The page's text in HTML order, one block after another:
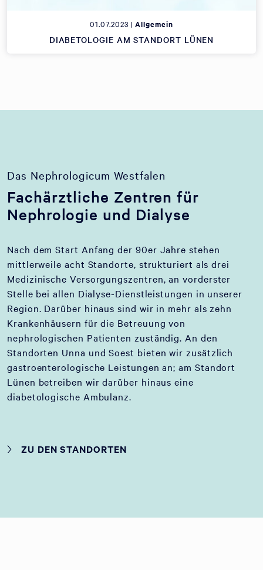
01.07.2023 |Allgemein
DIABETOLOGIE AM STANDORT LÜNEN
Das Nephrologicum Westfalen
Fachärztliche Zentren für
Nephrologie und Dialyse
Nach dem Start Anfang der 90er Jahre stehen
mittlerweile acht Standorte, strukturiert als drei
Medizinische Versorgungszentren, an vorderster
Stelle bei allen Dialyse-Dienstleistungen in unserer
Region. Darüber hinaus sind wir in mehr als zehn
Krankenhäusern für die Betreuung von
nephrologischen Patienten zuständig. An den
Standorten Unna und Soest bieten wir zusätzlich
gastroenterologische Leistungen an; am Standort
Lünen betreiben wir darüber hinaus eine
diabetologische Ambulanz.
ZU DEN STANDORTEN